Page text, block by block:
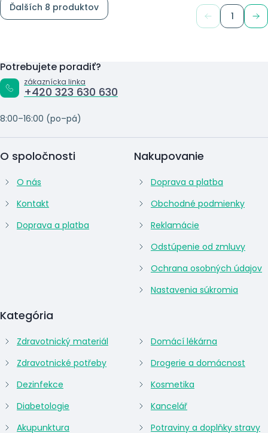
Ďalších 8 produktov
1
Potrebujete poradiť?
zákaznícka linka
+420 323 630 630
8:00–16:00 (po–pá)
O spoločnosti
O nás
Kontakt
Doprava a platba
Kategória
Zdravotnický materiál
Zdravotnické potřeby
Dezinfekce
Diabetologie
Akupunktura
Domácí lékárna
Drogerie a domácnost
Kosmetika
Kancelář
Potraviny a doplňky stravy
Nakupovanie
Doprava a platba
Obchodné podmienky
Reklamácie
Odstúpenie od zmluvy
Ochrana osobných údajov
Nastavenia súkromia